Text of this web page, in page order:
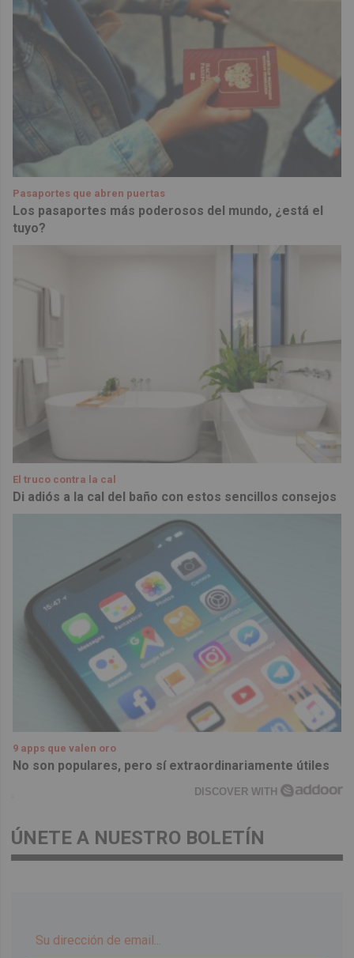
Pasaportes que abren puertas
Los pasaportes más poderosos del mundo, ¿está el
tuyo?
El truco contra la cal
Di adiós a la cal del baño con estos sencillos consejos
9 apps que valen oro
No son populares, pero sí extraordinariamente útiles
DISCOVER WITH
ÚNETE A NUESTRO BOLETÍN